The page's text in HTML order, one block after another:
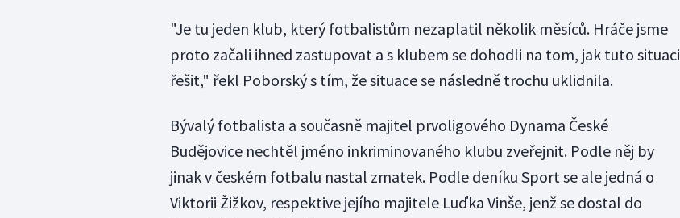
"Je tu jeden klub, který fotbalistům nezaplatil několik měsíců. Hráče jsme
proto začali ihned zastupovat a s klubem se dohodli na tom, jak tuto situaci
řešit," řekl Poborský s tím, že situace se následně trochu uklidnila.
Bývalý fotbalista a současně majitel prvoligového Dynama České
Budějovice nechtěl jméno inkriminovaného klubu zveřejnit. Podle něj by
jinak v českém fotbalu nastal zmatek. Podle deníku Sport se ale jedná o
Viktorii Žižkov, respektive jejího majitele Luďka Vinše, jenž se dostal do